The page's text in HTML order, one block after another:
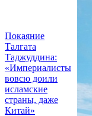
Покаяние
Талгата
Таджуддина:
«Империалисты
вовсю доили
исламские
страны, даже
Китай»